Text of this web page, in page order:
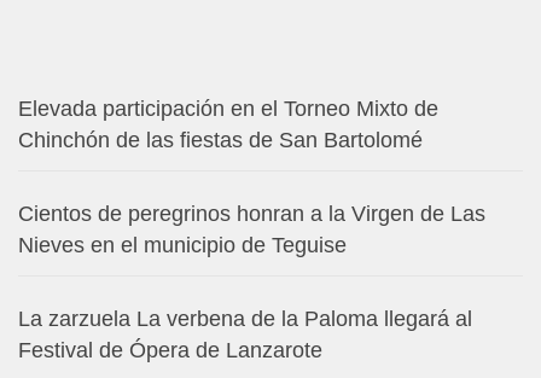
Elevada participación en el Torneo Mixto de
Chinchón de las fiestas de San Bartolomé
Cientos de peregrinos honran a la Virgen de Las
Nieves en el municipio de Teguise
La zarzuela La verbena de la Paloma llegará al
Festival de Ópera de Lanzarote